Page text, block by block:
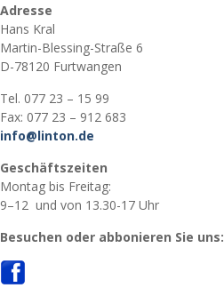
Adresse
Hans Kral
Martin-Blessing-Straße 6
D-78120 Furtwangen
Tel. 077 23 – 15 99
Fax: 077 23 – 912 683
info@linton.de
Geschäftszeiten
Montag bis Freitag:
9–12 und von 13.30-17 Uhr
Besuchen oder abbonieren Sie uns: